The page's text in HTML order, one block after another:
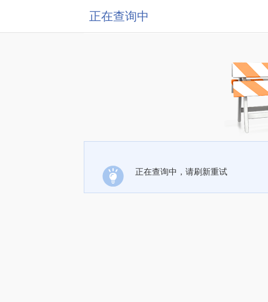
正在查询中
正在查询中，请刷新重试